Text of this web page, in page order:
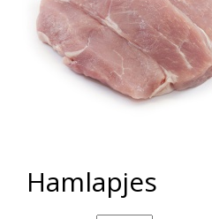
Hamlapjes